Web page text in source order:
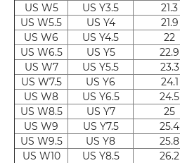
US W5 US Y3.5 21.3
US W5.5
US Y4 21.9
US W6
US Y4.5 22
US W6.5
US Y5 22.9
US W7
US Y5.5 23.3
US W7.5
US Y6 24.1
US W8
US Y6.5 24.5
US W8.5
US Y7 25
US W9
US Y7.5 25.4
US W9.5
US Y8 25.8
US W10
US Y8.5 26.2